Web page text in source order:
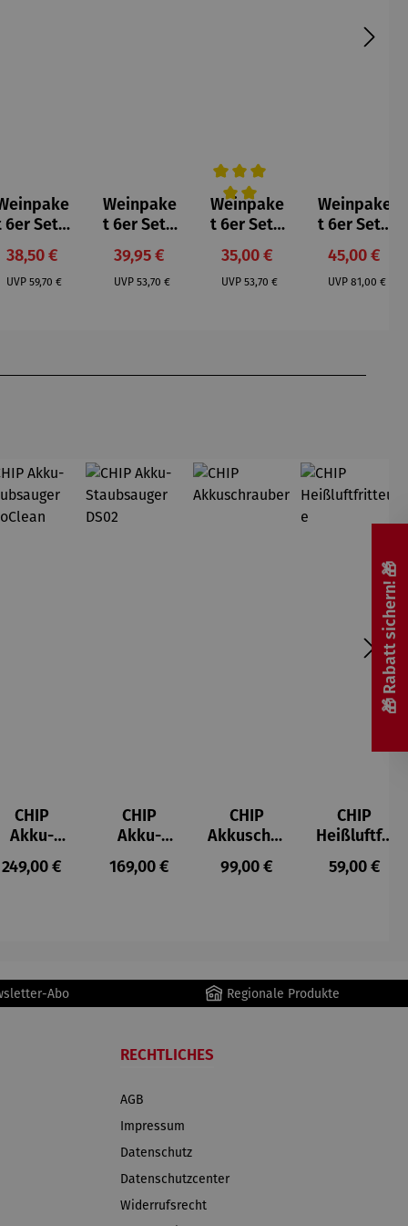
5 Sternen
6er Set |
–
Grap G
Carignan
Verkaufspreis:
38,50 €
UVP Regulärer Preis:
59,70 €
Weinpake
t 6er Set |
Grauburg
under
Kreuznach
Verkaufspreis:
39,95 €
UVP Regulärer Preis:
53,70 €
Durchschnittliche Bewertung
Weinpake
t 6er Set |
Klassiker
leichte
Sommerk
Verkaufspreis:
35,00 €
UVP Regulärer Preis:
53,70 €
Weinpake
t 6er Set |
Ophicus
Selección
Especial
45,00 €
UVP Regulärer
81,00 €
CHIP
Akku-
ger
Regulärer Preis:
249,00 €
CHIP
Akku-
Staubsau
ger DS02
Regulärer Preis:
169,00 €
CHIP
Akkuschra
uber
Regulärer Preis:
99,00 €
CHIP
Heißluftfri
tteuse
Regulärer
59,00 €
Abo Regionale Produkte
RECHTLICHES
AGB
Impressum
Datenschutz
Datenschutzcenter
Widerrufsrecht
🎁 Rabatt sichern! 🎁